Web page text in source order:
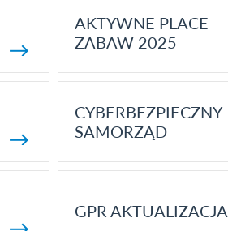
AKTYWNE PLACE
ZABAW 2025
CYBERBEZPIECZNY
SAMORZĄD
GPR AKTUALIZACJA